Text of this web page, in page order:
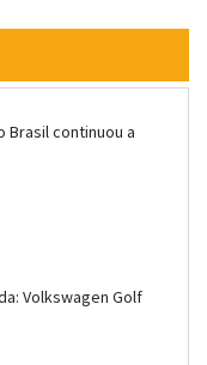
Brasil continuou a
Volkswagen Golf